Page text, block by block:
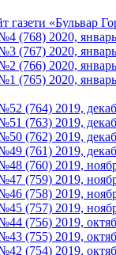
газети «Бульвар
(768) 2020, январь
(767) 2020, январь
(766) 2020, январь
(765) 2020, январь
(764) 2019,
(763) 2019,
(762) 2019,
(761) 2019,
(760) 2019,
(759) 2019,
(758) 2019,
(757) 2019,
(756) 2019,
(755) 2019,
(754) 2019,